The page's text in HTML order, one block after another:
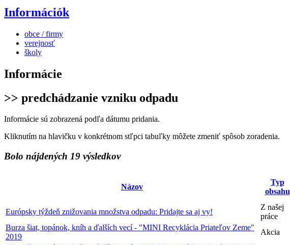
Információk
obce / firmy
verejnosť
školy
Informácie
>> predchádzanie vzniku odpadu
Informácie sú zobrazená podľa dátumu pridania.
Kliknutím na hlavičku v konkrétnom stľpci tabuľky môžete zmeniť spôsob zoradenia.
Bolo nájdených 19 výsledkov
Názov
Typ
obsahu
Európsky týždeň znižovania množstva odpadu: Pridajte sa aj vy!
Z našej
práce
Burza šiat, topánok, kníh a ďalších vecí - "MINI Recyklácia Priateľov Zeme"
2019
Akcia